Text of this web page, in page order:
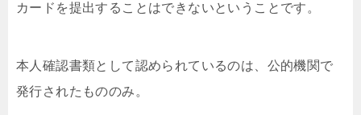
カードを提出することはできないということです。
本人確認書類として認められているのは、公的機関で
発行されたもののみ。